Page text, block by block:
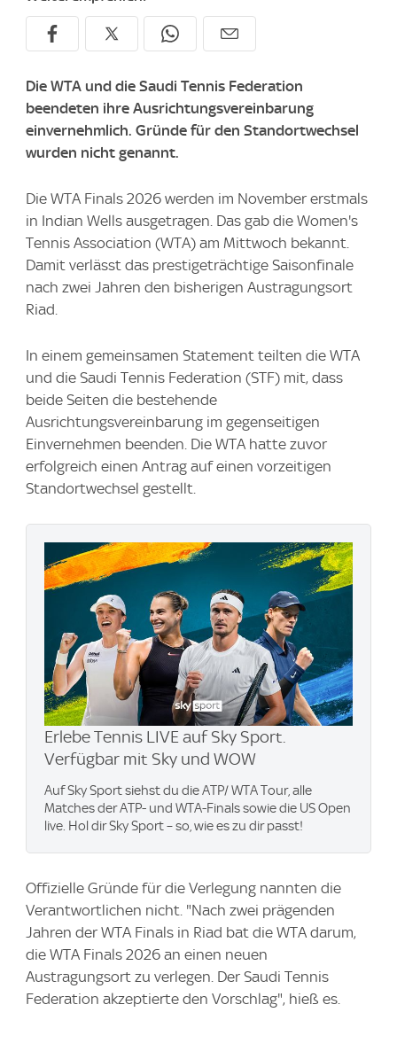
Die WTA und die Saudi Tennis Federation
beendeten ihre Ausrichtungsvereinbarung
einvernehmlich. Gründe für den Standortwechsel
wurden nicht genannt.
Die WTA Finals 2026 werden im November erstmals
in Indian Wells ausgetragen. Das gab die Women's
Tennis Association (WTA) am Mittwoch bekannt.
Damit verlässt das prestigeträchtige Saisonfinale
nach zwei Jahren den bisherigen Austragungsort
Riad.
In einem gemeinsamen Statement teilten die WTA
und die Saudi Tennis Federation (STF) mit, dass
beide Seiten die bestehende
Ausrichtungsvereinbarung im gegenseitigen
Einvernehmen beenden. Die WTA hatte zuvor
erfolgreich einen Antrag auf einen vorzeitigen
Standortwechsel gestellt.
Erlebe Tennis LIVE auf Sky Sport.
Verfügbar mit Sky und WOW
Auf Sky Sport siehst du die ATP/ WTA Tour, alle
Matches der ATP- und WTA-Finals sowie die US Open
live. Hol dir Sky Sport – so, wie es zu dir passt!
Offizielle Gründe für die Verlegung nannten die
Verantwortlichen nicht. "Nach zwei prägenden
Jahren der WTA Finals in Riad bat die WTA darum,
die WTA Finals 2026 an einen neuen
Austragungsort zu verlegen. Der Saudi Tennis
Federation akzeptierte den Vorschlag", hieß es.